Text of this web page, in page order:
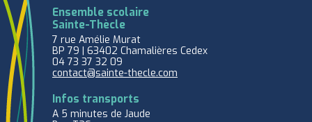
Ensemble scolaire
Sainte-Thècle
7 rue Amélie Murat
BP 79 | 63402 Chamalières Cedex
04 73 37 32 09
contact@sainte-thecle.com
Infos transports
A 5 minutes de Jaude